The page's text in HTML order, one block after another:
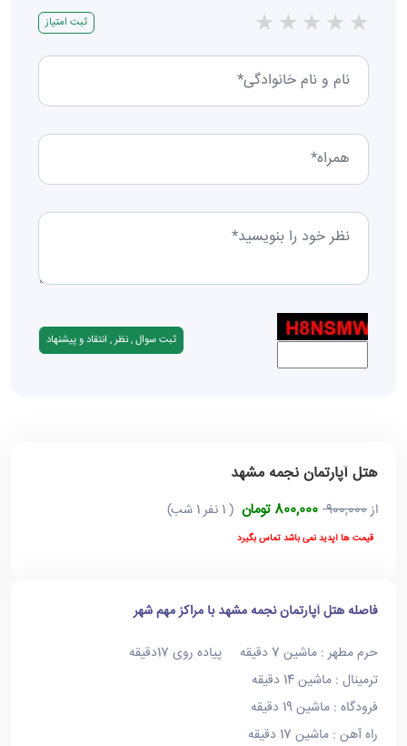
★
★
★
★
★ ثبت امتیاز
هتل آپارتمان نجمه مشهد
از900,000 800,000 تومان ( 1 نفر 1 شب)
قیمت ها آپدید نمی باشد تماس بگیرد
فاصله هتل آپارتمان نجمه مشهد با مراکز مهم شهر
حرم مطهر : ماشین 7 دقیقه پیاده روی 17دقیقه
ترمینال : ماشین 14 دقیقه
فرودگاه : ماشین 19 دقیقه
راه آهن : ماشین 17 دقیقه